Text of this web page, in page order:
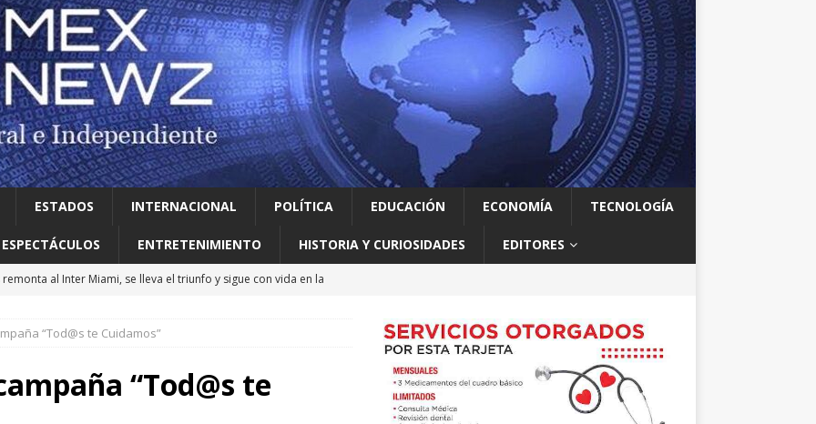
ESTADOS INTERNACIONAL POLÍTICA EDUCACIÓN ECONOMÍA TECNOLOGÍA
ESPECTÁCULOS ENTRETENIMIENTO HISTORIA Y CURIOSIDADES EDITORES
remonta al Inter Miami, se lleva el triunfo y sigue con vida en la
el gallo
HISTORIA Y CURIOSIDADES
activar el ‘modo sí’ para que llegue la transformación a Nuevo
“Tod@s te Cuidamos”
“Tod@s te